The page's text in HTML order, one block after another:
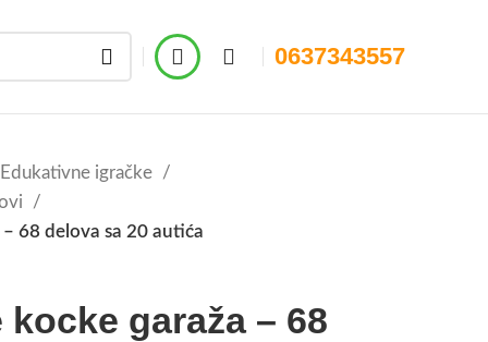
0637343557
Edukativne igračke
68 delova sa 20 autića
kocke garaža – 68